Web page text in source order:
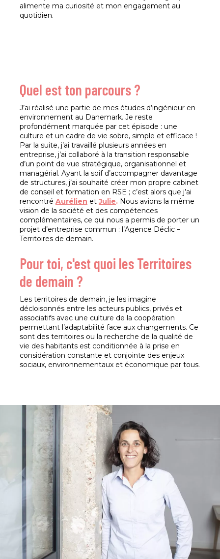
alimente ma curiosité et mon engagement au
quotidien.
Quel est ton parcours ?
J’ai réalisé une partie de mes études d’ingénieur en
environnement au Danemark. Je reste
profondément marquée par cet épisode : une
culture et un cadre de vie sobre, simple et efficace !
Par la suite, j’ai travaillé plusieurs années en
entreprise, j’ai collaboré à la transition responsable
d’un point de vue stratégique, organisationnel et
managérial. Ayant la soif d’accompagner davantage
de structures, j’ai souhaité créer mon propre cabinet
de conseil et formation en RSE ; c’est alors que j’ai
rencontré Aurélien etJulie. Nous avions la même
vision de la société et des compétences
complémentaires, ce qui nous a permis de porter un
projet d’entreprise commun : l’Agence Déclic –
Territoires de demain.
Pour toi, c'est quoi les Territoires
de demain ?
Les territoires de demain, je les imagine
décloisonnés entre les acteurs publics, privés et
associatifs avec une culture de la coopération
permettant l’adaptabilité face aux changements. Ce
sont des territoires ou la recherche de la qualité de
vie des habitants est conditionnée à la prise en
considération constante et conjointe des enjeux
sociaux, environnementaux et économique par tous.